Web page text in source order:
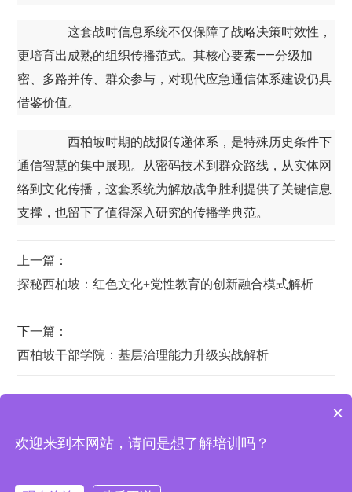
这套战时信息系统不仅保障了战略决策时效性，
更培育出成熟的组织传播范式。其核心要素——分级加
密、多路并传、群众参与，对现代应急通信体系建设仍具
借鉴价值。
西柏坡时期的战报传递体系，是特殊历史条件下
通信智慧的集中展现。从密码技术到群众路线，从实体网
络到文化传播，这套系统为解放战争胜利提供了关键信息
支撑，也留下了值得深入研究的传播学典范。
上一篇：
探秘西柏坡：红色文化+党性教育的创新融合模式解析
下一篇：
西柏坡干部学院：基层治理能力升级实战解析
西柏坡培训基地 | 地址：西柏坡纪念馆宾馆办公室
训机构|
×
欢迎来到本网站，请问是想了解培训吗？